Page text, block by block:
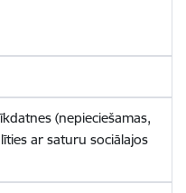
(nepieciešamas,
ar saturu sociālajos